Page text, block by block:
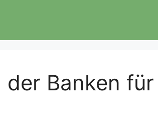
Banken für